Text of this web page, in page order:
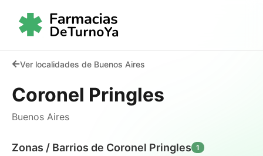
Ver localidades de Buenos Aires
Coronel Pringles
Buenos Aires
Zonas / Barrios de Coronel Pringles 1